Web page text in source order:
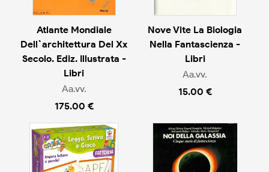
Atlante Mondiale
Dell`architettura Del Xx
Secolo. Ediz. Illustrata -
Libri
Aa.vv.
175.00 €
Nove Vite La Biologia
Nella Fantascienza -
Libri
Aa.vv.
15.00 €